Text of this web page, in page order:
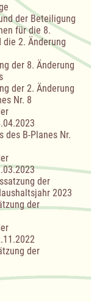
der Beteiligung
für die 8.
die 2. Änderung
der 8. Änderung
der 2. Änderung
Nr. 8
des B-Planes Nr.
der
2023
der
der